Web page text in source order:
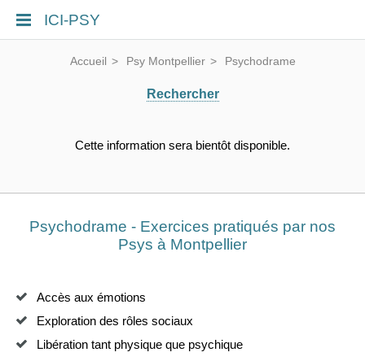
ICI-PSY
Accueil Psy Montpellier Psychodrame
Rechercher
Cette information sera bientôt disponible.
Psychodrame - Exercices pratiqués par nos
Psys à Montpellier
Accès aux émotions
Exploration des rôles sociaux
Libération tant physique que psychique